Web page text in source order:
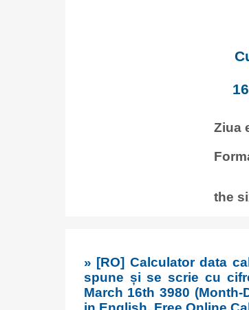
Ziua
the
» [RO] Calculator data
spune și se scrie cu
March 16th 3980 (Month-